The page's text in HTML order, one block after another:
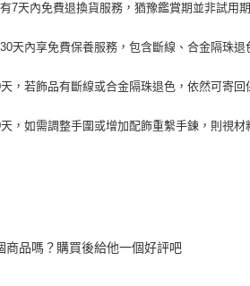
7天內免費退換貨服務，猶豫鑑賞期並非試用
天內享免費保養服務，包含斷線、合金隔珠退
，若飾品有斷線或合金隔珠退色，依然可寄回
，如需調整手圍或增加配飾重繫手鍊，則視材
商品嗎？購買後給他一個好評吧